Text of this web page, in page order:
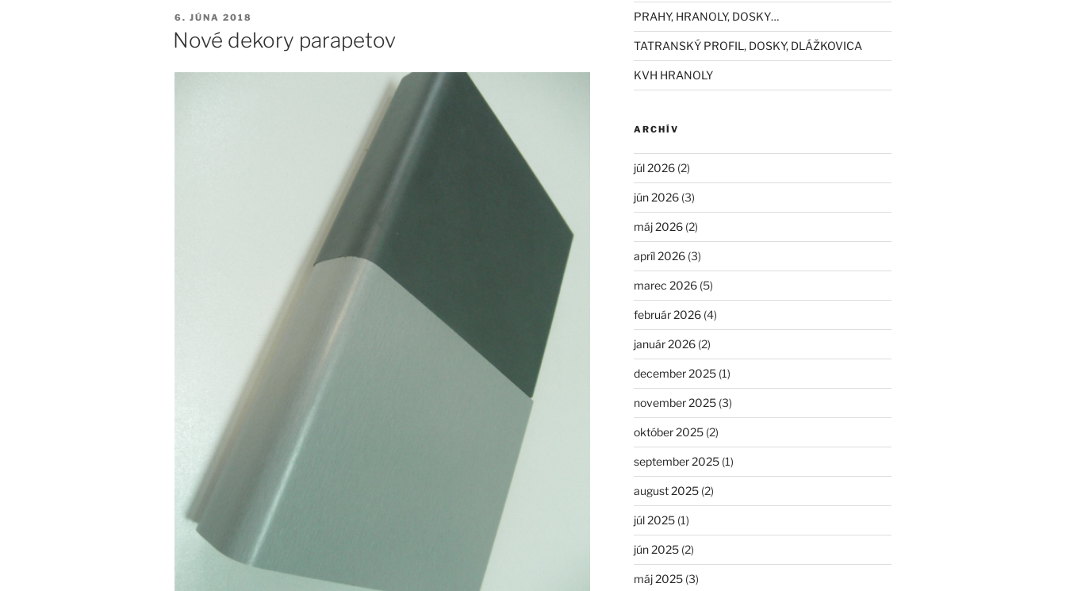
PUBLIKOVANÉ
6. JÚNA 2018
Nové dekory parapetov
PRAHY, HRANOLY, DOSKY…
TATRANSKÝ PROFIL, DOSKY, DLÁŽKOVICA
KVH HRANOLY
ARCHÍV
júl 2026(2)
jún 2026(3)
máj 2026(2)
apríl 2026(3)
marec 2026(5)
február 2026(4)
január 2026(2)
december 2025(1)
november 2025(3)
október 2025(2)
september 2025(1)
august 2025(2)
júl 2025(1)
jún 2025(2)
máj 2025(3)